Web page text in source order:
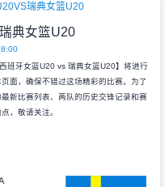
瑞典女篮U20
典女篮U20
班牙女篮U20 vs 瑞典女篮U20】将进行
面，确保不错过这场精彩的比赛。为了
新比赛列表、两队的历史交锋记录和赛
，敬请关注。